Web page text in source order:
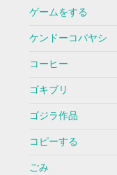
ゲームをする
ケンドーコバヤシ
コーヒー
ゴキブリ
ゴジラ作品
コピーする
ごみ